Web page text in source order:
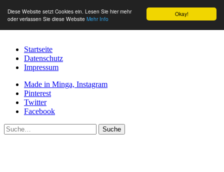
Okay!
Diese Website setzt Cookies ein. Lesen Sie hier mehr
oder verlassen Sie diese Website Mehr Info
Startseite
Datenschutz
Impressum
Made in Minga, Instagram
Pinterest
Twitter
Facebook
Suche